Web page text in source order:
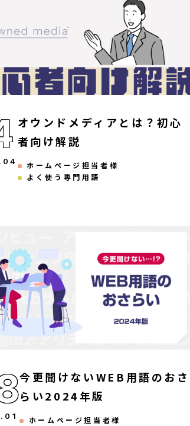
. 04
オウンドメディアとは？初心
者向け解説
ホームページ担当者様
よく使う専門用語
. 01
今更聞けないWEB用語のおさ
らい2024年版
ホームページ担当者様